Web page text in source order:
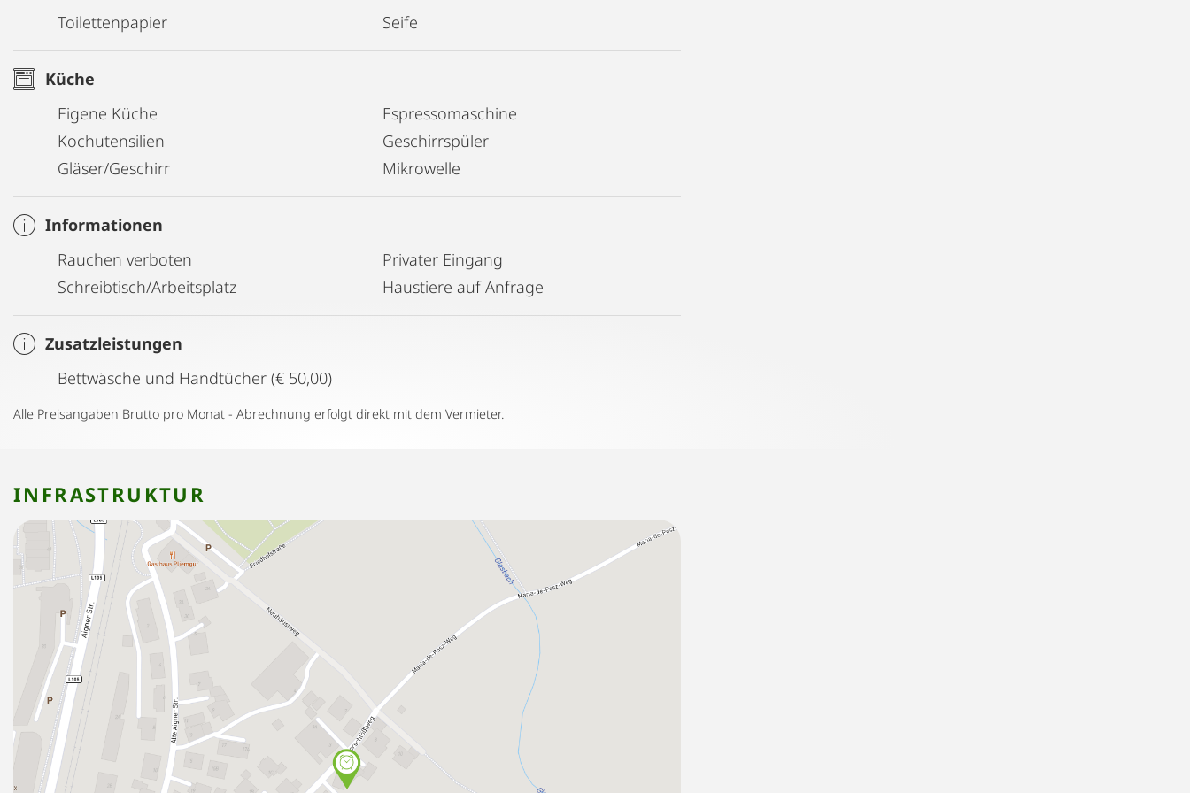
- Langfristiger Besuch von Familienangehörigen
Wir freuen uns über Ihre Anfrage!
Toilettenpapier
Seife
Küche
Eigene Küche
Kochutensilien
Gläser/Geschirr
Espressomaschine
Geschirrspüler
Mikrowelle
Informationen
Rauchen verboten
Schreibtisch/Arbeitsplatz
Privater Eingang
Haustiere auf Anfrage
Zusatzleistungen
Bettwäsche und Handtücher (€ 50,00)
Alle Preisangaben Brutto pro Monat - Abrechnung erfolgt direkt mit dem Vermieter.
INFRASTRUKTUR